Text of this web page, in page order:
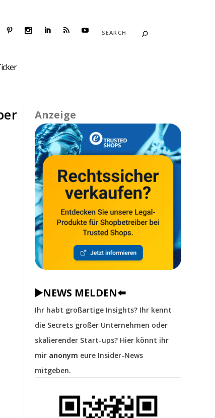
Anzeige
▶️NEWS MELDEN⬅️
Ihr habt großartige Insights? Ihr kennt
die Secrets großer Unternehmen oder
skalierender Start-ups? Hier könnt ihr
mir anonym eure Insider-News
mitgeben.